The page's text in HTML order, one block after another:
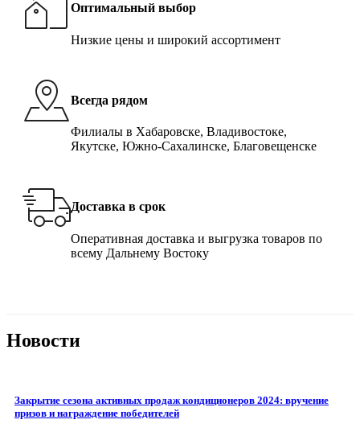
Оптимальный выбор
Низкие цены и широкий ассортимент
Всегда рядом
Филиалы в Хабаровске, Владивостоке,
Якутске, Южно-Сахалинске, Благовещенске
Доставка в срок
Оперативная доставка и выгрузка товаров по
всему Дальнему Востоку
Новости
Закрытие сезона активных продаж кондиционеров 2024: вручение
призов и награждение победителей